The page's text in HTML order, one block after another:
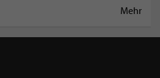
Mehr